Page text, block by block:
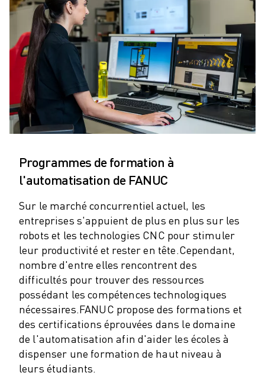
ROBOTS SCARA
CENTRES D'USINAGE CNC COMPACTS
RECHERCHE DE ROBODRILL
ROBODRILL CENTRES D'USINAGE CNC COMPACTS
ROBODRILL MATÉRIEL
LOGICIEL ROBODRILL
ROBODRILL MAINTENANCE PRÉVENTIVE
DURABILITÉ DU ROBODRILL
ROBODRILL ENSEMBLE DE ROBOTS
MACHINES DE MOULAGE PAR INJECTION ÉLECTRIQUES
RECHERCHE DE ROBOSHOT
ROBOSHOT MACHINES DE MOULAGE PAR INJECTION ÉLECTRIQUES
ROBOSHOT MATÉRIEL
LOGICIEL ROBOSHOT
DURABILITÉ DU ROBOSHOT
ROBOSHOT ENSEMBLE DE ROBOTS
ROBOSHOT MAINTENANCE PRÉVENTIVE
COÛT TOTAL D'UNE ROBOSHOT
MACHINES D'ÉLECTROÉROSION PAR FIL
ROBOCUT MACHINES D'ÉLECTROÉROSION À FIL
ROBOCUT MATÉRIEL
LOGICIEL ROBOCUT
ROBOCUT MAINTENANCE PRÉVENTIVE
DURABILITÉ DU ROBOCUT
Programmes de formation à
l'automatisation de FANUC
Sur le marché concurrentiel actuel, les
entreprises s'appuient de plus en plus sur les
robots et les technologies CNC pour stimuler
leur productivité et rester en tête.Cependant,
nombre d'entre elles rencontrent des
difficultés pour trouver des ressources
possédant les compétences technologiques
nécessaires.FANUC propose des formations et
des certifications éprouvées dans le domaine
de l'automatisation afin d'aider les écoles à
dispenser une formation de haut niveau à
leurs étudiants.